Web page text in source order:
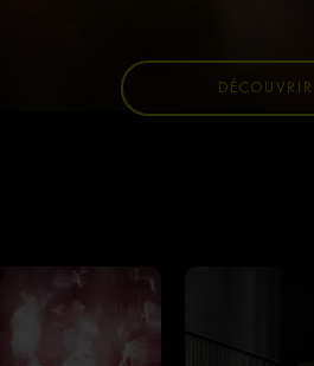
DÉCOUVRIR